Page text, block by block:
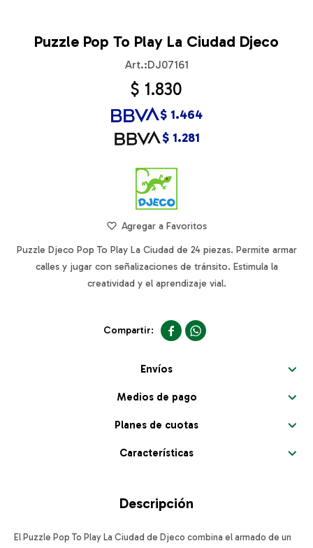
Puzzle Pop To Play La Ciudad Djeco
DJ07161
$ 1.830
$ 1.281
$ 1.464
Puzzle Djeco Pop To Play La Ciudad de 24 piezas. Permite armar
calles y jugar con señalizaciones de tránsito. Estimula la
creatividad y el aprendizaje vial.
 
Envíos
Medios de pago
Planes de cuotas
Características
Descripción
El Puzzle Pop To Play La Ciudad de Djeco combina el armado de un